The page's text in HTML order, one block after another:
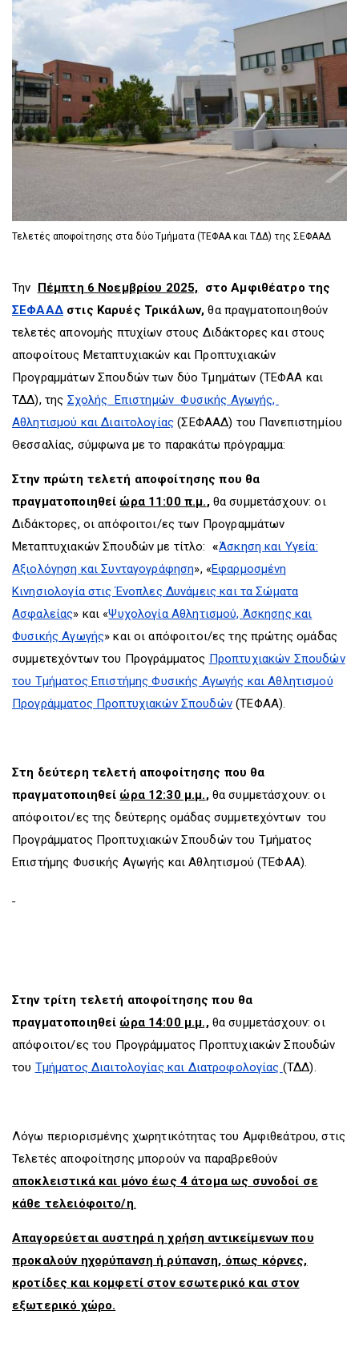
T
I
G
G
E
R
O
W
N
T
R
I
G
G
E
R
O
N
T
R
I
G
G
E
R
Τελετές αποφοίτησης στα δύο Τμήματα (ΤΕΦΑΑ και ΤΔΔ) της ΣΕΦΑΑΔ
Την Πέμπτη 6 Νοεμβρίου 2025, στο Αμφιθέατρο της
ΣΕΦΑΑΔστις Καρυές Τρικάλων,θα πραγματοποιηθούν
τελετές απονομής πτυχίων στους Διδάκτορες και στους
αποφοίτους Μεταπτυχιακών και Προπτυχιακών
Προγραμμάτων Σπουδών των δύο Τμημάτων (ΤΕΦΑΑ και
ΤΔΔ), της Σχολής Επιστημών Φυσικής Αγωγής,
Αθλητισμού και Διαιτολογίας (ΣΕΦΑΑΔ) του Πανεπιστημίου
Θεσσαλίας, σύμφωνα με το παρακάτω πρόγραμμα:
Στην πρώτη τελετή αποφοίτησης που θα
πραγματοποιηθεί ώρα 11:00 π.μ.,θα συμμετάσχουν: οι
Διδάκτορες, οι απόφοιτοι/ες των Προγραμμάτων
Μεταπτυχιακών Σπουδών με τίτλο: «Άσκηση και Υγεία:
Αξιολόγηση και Συνταγογράφηση», «Εφαρμοσμένη
Κινησιολογία στις Ένοπλες Δυνάμεις και τα Σώματα
Ασφαλείας» και «Ψυχολογία Αθλητισμού, Άσκησης και
Φυσικής Αγωγής» και οι απόφοιτοι/ες της πρώτης ομάδας
συμμετεχόντων του Προγράμματος Προπτυχιακών Σπουδών
του Τμήματος Επιστήμης Φυσικής Αγωγής και Αθλητισμού
Προγράμματος Προπτυχιακών Σπουδών(ΤΕΦΑΑ).
Στη δεύτερη τελετή αποφοίτησης που θα
πραγματοποιηθεί ώρα 12:30 μ.μ., θα συμμετάσχουν: οι
απόφοιτοι/ες της δεύτερης ομάδας συμμετεχόντων του
Προγράμματος Προπτυχιακών Σπουδών του Τμήματος
Επιστήμης Φυσικής Αγωγής και Αθλητισμού (ΤΕΦΑΑ).
Στην τρίτη τελετή αποφοίτησης που θα
πραγματοποιηθεί ώρα 14:00 μ.μ.,θα συμμετάσχουν: οι
απόφοιτοι/ες του Προγράμματος Προπτυχιακών Σπουδών
του Τμήματος Διαιτολογίας και Διατροφολογίας (ΤΔΔ).
Λόγω περιορισμένης χωρητικότητας του Αμφιθεάτρου, στις
Τελετές αποφοίτησης μπορούν να παραβρεθούν
αποκλειστικά και μόνο έως 4 άτομα ως συνοδοί σε
κάθε τελειόφοιτο/η.
Απαγορεύεται αυστηρά η χρήση αντικείμενων που
προκαλούν ηχορύπανση ή ρύπανση, όπως κόρνες,
κροτίδες και κομφετί στον εσωτερικό και στον
εξωτερικό χώρο.